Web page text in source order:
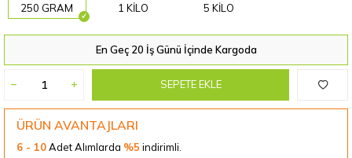
250 GRAM 1 KİLO 5 KİLO
En Geç 20 İş Günü İçinde Kargoda
SEPETE EKLE
ÜRÜN AVANTAJLARI
6 - 10Adet Alımlarda %5 indirimli.